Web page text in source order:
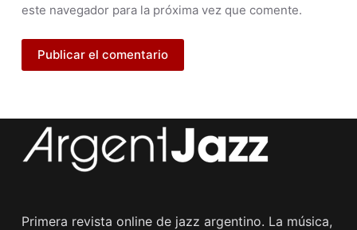
este navegador para la próxima vez que comente.
Publicar el comentario
Primera revista online de jazz argentino. La música,